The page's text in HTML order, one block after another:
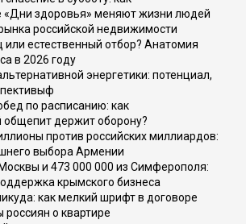
«Дни здоровья» меняют жизни людей
российской недвижимости
естественный отбор? Анатомия
в 2026 году
энергетики: потенциал,
по расписанию: как
общепит держит оборону?
против российских миллиардов:
выбора Армении
и 473 000 000 из Симферополя:
крымского бизнеса
как мелкий шрифт в договоре
о квартире